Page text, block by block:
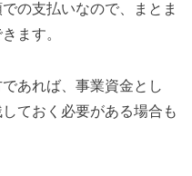
の支払いなので、まとま
ます。
あれば、事業資金とし
ておく必要がある場合も